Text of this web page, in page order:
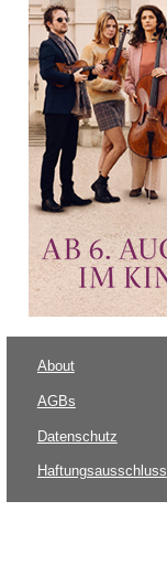
About
AGBs
Datenschutz
Haftungsausschluss